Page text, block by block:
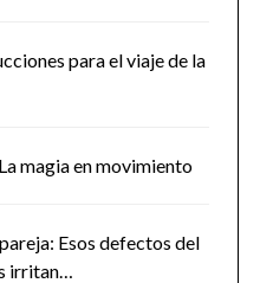
para el viaje de la
magia en movimiento
Esos defectos del
irritan…